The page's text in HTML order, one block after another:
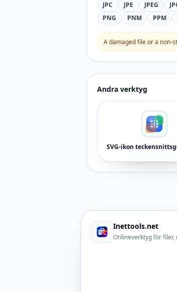
JPC
JPE JPEG
PNG
PNM PPM
A damaged file or a non-
Andra verktyg
SVG-ikon
Inettools.net
Onlineverktyg för